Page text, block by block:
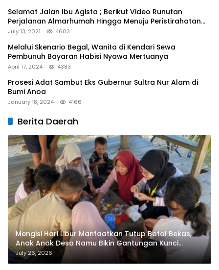
Selamat Jalan Ibu Agista ; Berikut Video Runutan
Perjalanan Almarhumah Hingga Menuju Peristirahatan
Terakhir
July 13, 2021 4603
Melalui Skenario Begal, Wanita di Kendari Sewa
Pembunuh Bayaran Habisi Nyawa Mertuanya
April 17, 2024 4383
Prosesi Adat Sambut Eks Gubernur Sultra Nur Alam di
Bumi Anoa
January 18, 2024 4166
Berita Daerah
Mengisi Hari Libur Manfaatkan Tutup Botol Bekas,
Anak Anak Desa Namu Bikin Gantungan Kunci
Bernilai Ekonomi
July 26, 2026